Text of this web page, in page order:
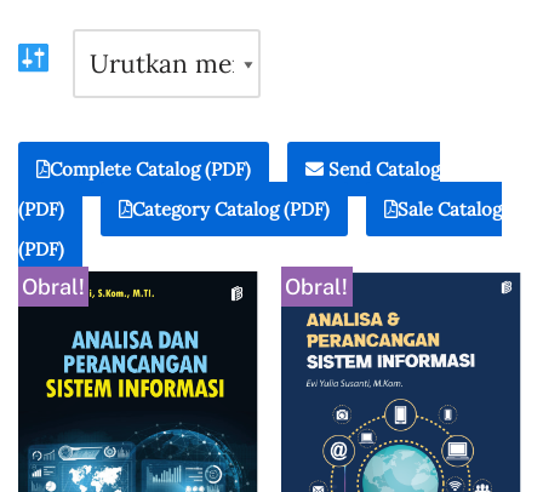
Complete Catalog (PDF)
Send Catalog
(PDF)
Category Catalog (PDF)
Sale Catalog
(PDF)
Obral! Obral!